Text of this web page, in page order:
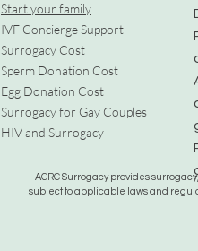
Start your family
IVF Concierge Support
Surrogacy Cost
Sperm Donation Cost
Egg Donation Cost
Surrogacy for Gay Couples
HIV and Surrogacy​
ACRC Surrogacy provides
subject to applicable laws and